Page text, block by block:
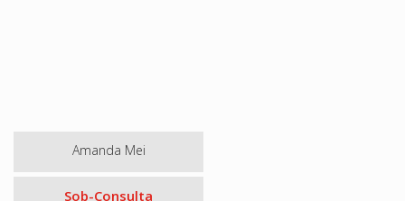
Amanda Mei
Sob-Consulta